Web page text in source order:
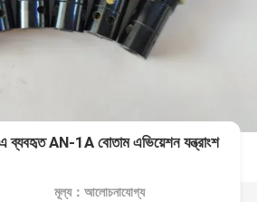
AN-1A বোতাম এভিয়েশন যন্ত্রাংশ
মূল্য：আলোচনাযোগ্য